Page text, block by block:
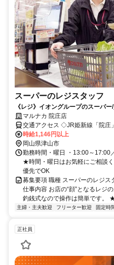
スーパーのレジスタッフ
《レジ》イオングループのスーパ
度充実/シフト相談OK！
マルナカ 院庄店
交通アクセス ◇JR姫新線「院庄
ルナカ院庄店」バス停すぐ
時給1,146円以上
岡山県津山市
勤務時間・曜日 ・13:00～17:00
★時間・曜日はお気軽にご相談
優先でOK
募集要項 職種 スーパーのレジス
仕事内容 お店の“顔”となるレジ
釣銭式なので操作は簡単です。
主婦・主夫歓迎 フリーター歓迎 固定時
正社員